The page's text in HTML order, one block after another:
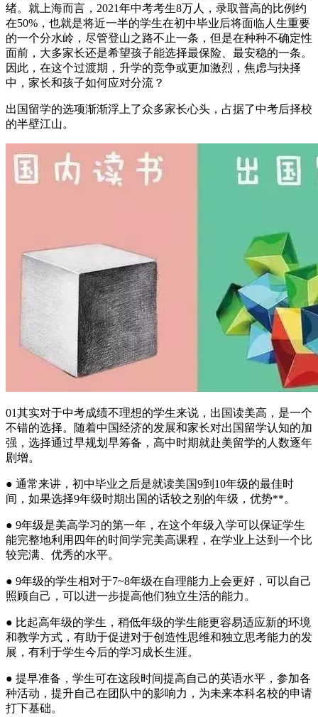
绪。就上海而言，2021年中考考生8万人，录取普高的比例约
在50%，也就是将近一半的学生在初中毕业后将面临人生重要
的一个分水岭，尽管登山之路不止一条，但是在种种不确定性
面前，大多家长还是希望孩子能选择最保险、最安稳的一条。
因此，在这个过渡期，升学的竞争或更加激烈，焦虑与抉择
中，家长和孩子如何应对分流？
出国留学的选项渐渐浮上了众多家长心头，占据了中考后择校
的半壁江山。
01其实对于中考成绩不理想的学生来说，出国读美高，是一个
不错的选择。随着中国经济的发展和家长对出国留学认知的加
强，选择通过早规划早筹备，高中时期就赴美留学的人数逐年
剧增。
● 通常来讲，初中毕业之后是就读美国9到10年级的最佳时
间，如果选择9年级时期出国的话较之别的年级，优势**。
● 9年级是美高学习的第一年，在这个年级入学可以保证学生
能完整地利用四年的时间学完美高课程，在学业上达到一个比
较完满、优秀的水平。
● 9年级的学生相对于7~8年级在自理能力上会更好，可以自己
照顾自己，可以进一步提高他们独立生活的能力。
● 比起高年级的学生，稍低年级的学生能更容易适应新的环境
和教学方式，有助于促进对于创造性思维和独立思考能力的发
展，有利于学生今后的学习成长生涯。
● 提早准备，学生可在这段时间提高自己的英语水平，参加各
种活动，提升自己在团队中的影响力，为未来本科名校的申请
打下基础。